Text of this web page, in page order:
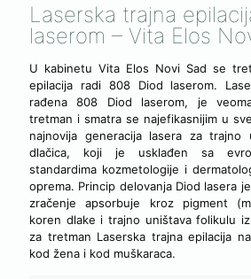
Laserska trajna
laserom – Vita Elos
U kabinetu Vita Elos Novi Sad se
epilacija radi 808 Diod laserom.
rađena 808 Diod laserom, je
tretman i smatra se najefikasnijim u
najnovija generacija lasera za trajno
dlačica, koji je usklađen sa
standardima kozmetologije i
oprema. Princip delovanja Diod lasera
zračenje apsorbuje kroz pigment
koren dlake i trajno uništava folikulu
za tretman Laserska trajna epilacija
kod žena i kod muškaraca.